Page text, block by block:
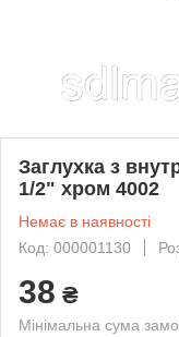
Заглухка з
1/2" хром 4002
Немає в наявності
Код: 000001130
38 ₴
Мінімальна сума